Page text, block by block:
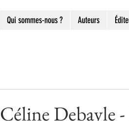
Qui sommes-nous ? Auteurs
Céline Debayle